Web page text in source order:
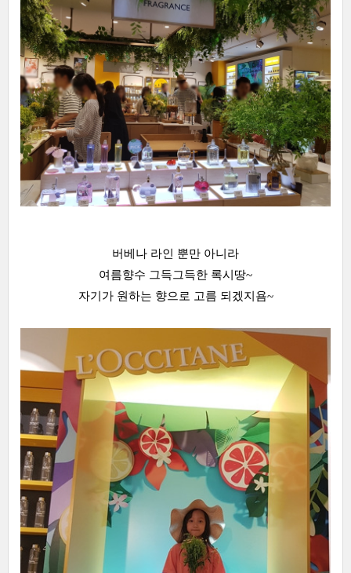
버베나 라인 뿐만 아니라
여름향수 그득그득한 록시땅~
자기가 원하는 향으로 고름 되겠지욤~